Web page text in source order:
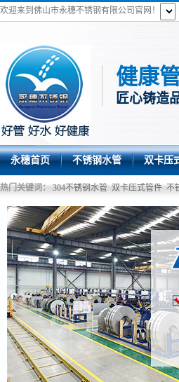
欢迎来到佛山市永穗不锈钢有限公司官网！
健康
匠心铸造
永穗首页 不锈钢水管 双卡压
热门关键词： 304不锈钢水管 双卡压式管件 不